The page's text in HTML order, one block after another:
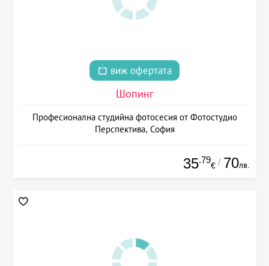
виж офертата
Шопинг
Професионална студийна фотосесия от Фотостудио
Перспектива, София
35.79
€ / 70лв.